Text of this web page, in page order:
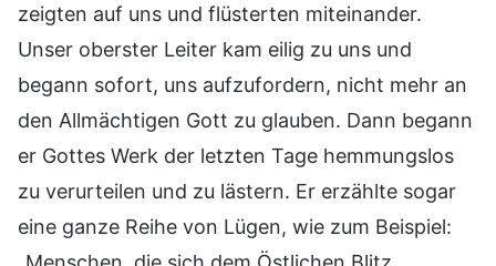
zeigten auf uns und flüsterten miteinander.
Unser oberster Leiter kam eilig zu uns und
begann sofort, uns aufzufordern, nicht mehr an
den Allmächtigen Gott zu glauben. Dann begann
er Gottes Werk der letzten Tage hemmungslos
zu verurteilen und zu lästern. Er erzählte sogar
eine ganze Reihe von Lügen, wie zum Beispiel: